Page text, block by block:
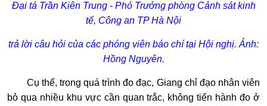
Đại tá Trần Kiên Trung - Phó Trưởng phòng Cảnh sát kinh
tế, Công an TP Hà Nội
trả lời câu hỏi của các phóng viên báo chí tại Hội nghị. Ảnh:
Hồng Nguyên.
Cụ thể, trong quá trình đo đạc, Giang chỉ đạo nhân viên
bỏ qua nhiều khu vực cần quan trắc, không tiến hành đo ở